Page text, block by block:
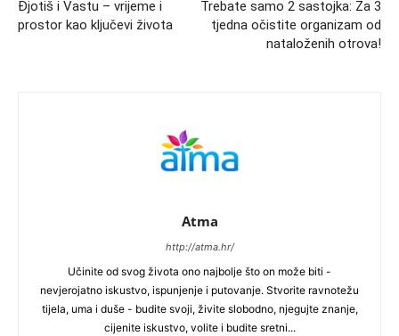
Đjotiš i Vastu – vrijeme i
prostor kao ključevi života
Trebate samo 2 sastojka: Za 3
tjedna očistite organizam od
nataloženih otrova!
Atma
http://atma.hr/
Učinite od svog života ono najbolje što on može biti -
nevjerojatno iskustvo, ispunjenje i putovanje. Stvorite ravnotežu
tijela, uma i duše - budite svoji, živite slobodno, njegujte znanje,
cijenite iskustvo, volite i budite sretni...